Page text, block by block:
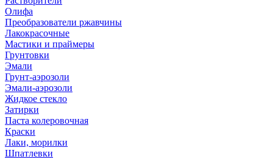
Олифа
Преобразователи ржавчины
Лакокрасочные
Мастики и праймеры
Грунтовки
Эмали
Грунт-аэрозоли
Эмали-аэрозоли
Жидкое стекло
Затирки
Паста колеровочная
Краски
Лаки, морилки
Шпатлевки